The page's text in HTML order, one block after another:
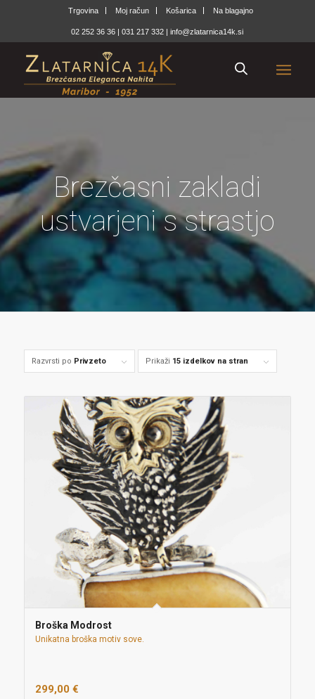
Trgovina Moj račun Košarica Na blagajno
02 252 36 36 |031 217 332 |info@zlatarnica14k.si
Brezčasni zakladi
ustvarjeni s strastjo
Razvrsti po Privzeto Prikaži 15 izdelkov na stran
Broška Modrost
Unikatna broška motiv sove.
299,00 €